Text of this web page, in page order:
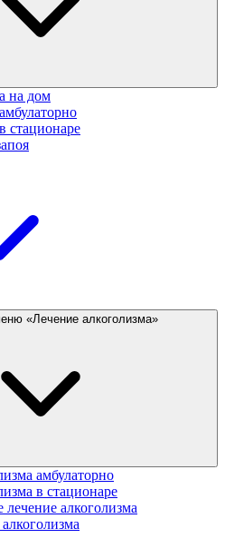
на дом
стационаре
«Лечение алкоголизма»
амбулаторно
в стационаре
алкоголизма